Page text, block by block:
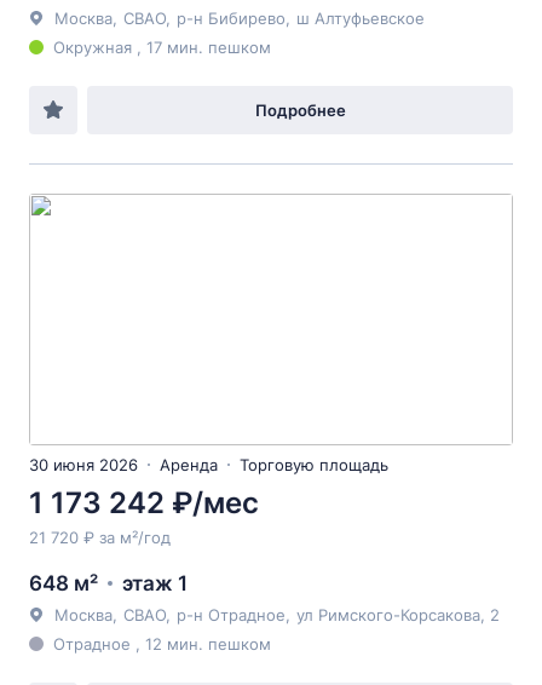
Москва СВАО р-н Бибирево
ш Алтуфьевское
Окружная , 17 мин. пешком
Подробнее
30 июня 2026 Аренда Торговую площадь
1 173 242 ₽/мес
21 720 ₽ за м²/год
648 м² этаж 1
Москва СВАО р-н Отрадное ул Римского-Корсакова , 2
Отрадное , 12 мин. пешком